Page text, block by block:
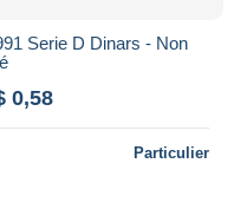
Serie D Dinars - Non
0,58
Particulier